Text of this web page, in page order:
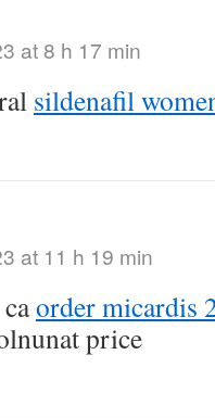
at 8 h 17 min
sildenafil
at 11 h 19 min
order micardis
price